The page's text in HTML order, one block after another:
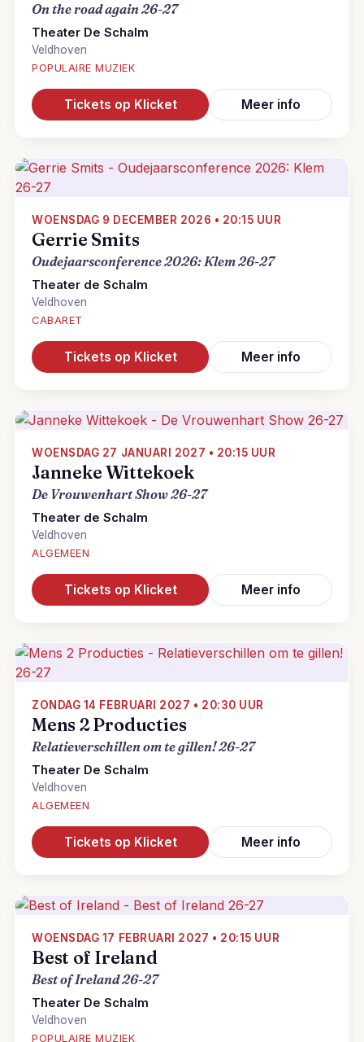
On the road again 26-27
Theater De Schalm
Veldhoven
POPULAIRE MUZIEK
Tickets op Klicket Meer info
WOENSDAG 9 DECEMBER 2026 • 20:15 UUR
Gerrie Smits
Oudejaarsconference 2026: Klem 26-27
Theater de Schalm
Veldhoven
CABARET
Tickets op Klicket Meer info
WOENSDAG 27 JANUARI 2027 • 20:15 UUR
Janneke Wittekoek
De Vrouwenhart Show 26-27
Theater de Schalm
Veldhoven
ALGEMEEN
Tickets op Klicket Meer info
ZONDAG 14 FEBRUARI 2027 • 20:30 UUR
Mens 2 Producties
Relatieverschillen om te gillen! 26-27
Theater De Schalm
Veldhoven
ALGEMEEN
Tickets op Klicket Meer info
WOENSDAG 17 FEBRUARI 2027 • 20:15 UUR
Best of Ireland
Best of Ireland 26-27
Theater De Schalm
Veldhoven
POPULAIRE MUZIEK